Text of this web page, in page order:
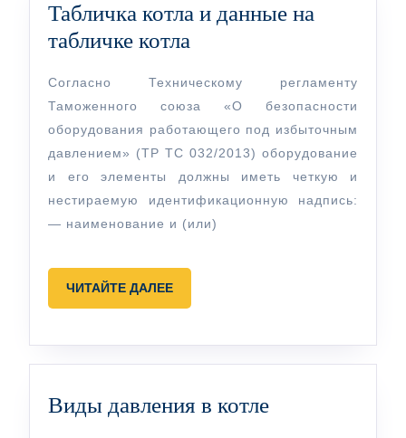
Табличка котла и данные на
табличке котла
и
данные
на
табличке
котла
Согласно Техническому регламенту
Таможенного союза «О безопасности
оборудования работающего под избыточным
давлением» (ТР ТС 032/2013) оборудование
и его элементы должны иметь четкую и
нестираемую идентификационную надпись:
— наименование и (или)
ЧИТАЙТЕ ДАЛЕЕЧИТАЙТЕ
ДАЛЕЕ
Виды давления в котлеВиды